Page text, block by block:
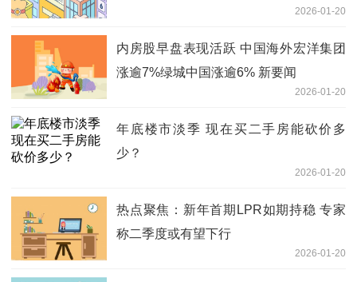
2026-01-20
内房股早盘表现活跃 中国海外宏洋集团
涨逾7%绿城中国涨逾6% 新要闻
2026-01-20
年底楼市淡季 现在买二手房能砍价多
少？
2026-01-20
热点聚焦：新年首期LPR如期持稳 专家
称二季度或有望下行
2026-01-20